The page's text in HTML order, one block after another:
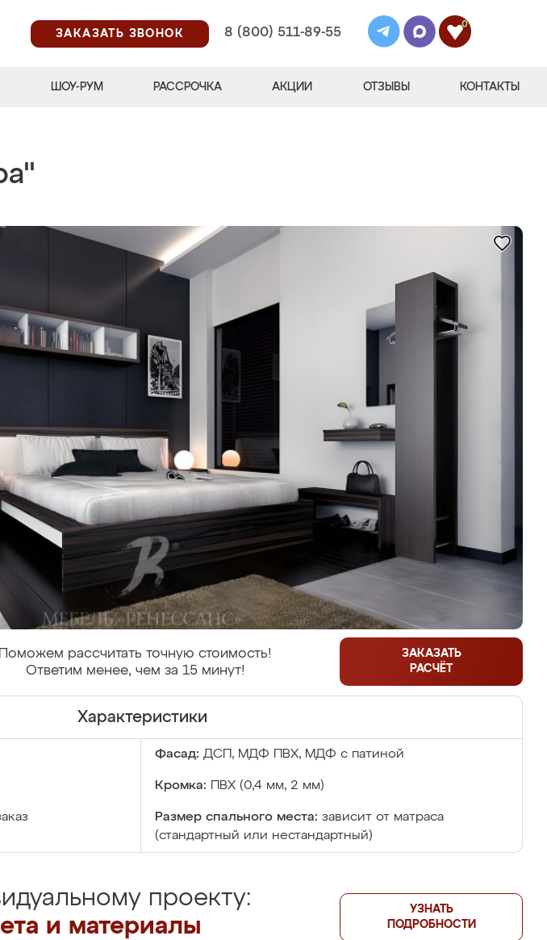
ЗАКАЗАТЬ ЗВОНОК
8 (800) 511-89-55
0
ШОУ-РУМ РАССРОЧКА АКЦИИ ОТЗЫВЫ КОНТАКТЫ
Поможем рассчитать точную стоимость!
Ответим менее, чем за 15 минут!
ЗАКАЗАТЬ
РАСЧЁТ
Характеристики
Фасад: ДСП, МДФ ПВХ, МДФ с патиной
Кромка: ПВХ (0,4 мм, 2 мм)
Размер спального места: зависит от матраса
(стандартный или нестандартный)
проекту:
и материалы
УЗНАТЬ
ПОДРОБНОСТИ